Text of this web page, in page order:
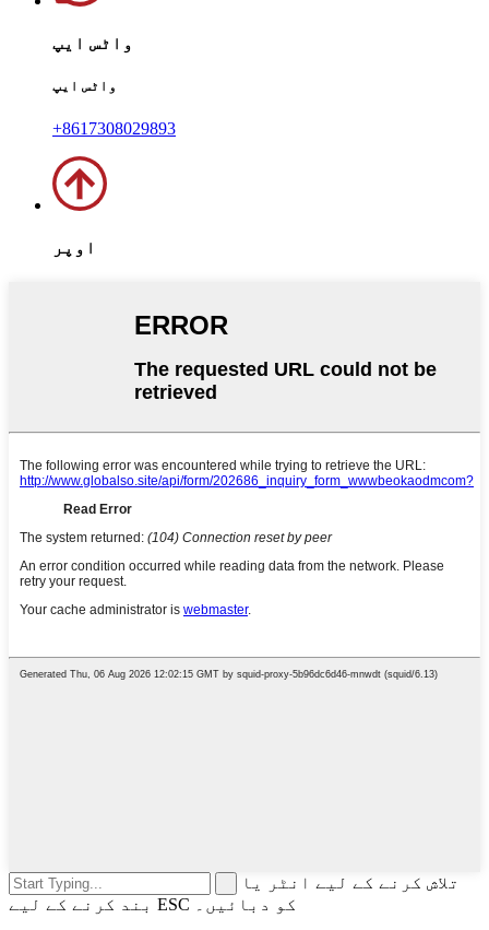
واٹس ایپ
واٹس ایپ
+8617308029893
اوپر
تلاش کرنے کے لیے انٹر یا
بند کرنے کے لیے ESC کو دبائیں۔